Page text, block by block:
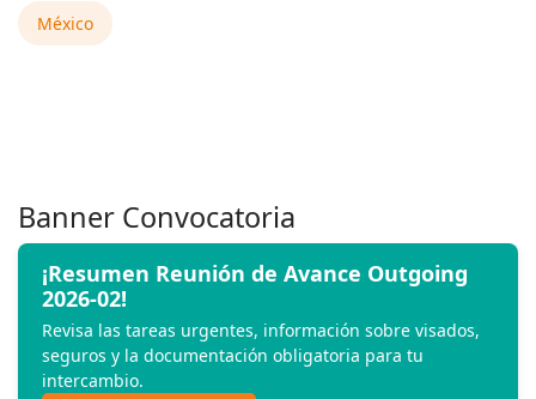
México
Banner Convocatoria
¡Resumen Reunión de Avance Outgoing
2026-02!
Revisa las tareas urgentes, información sobre visados,
seguros y la documentación obligatoria para tu
intercambio.